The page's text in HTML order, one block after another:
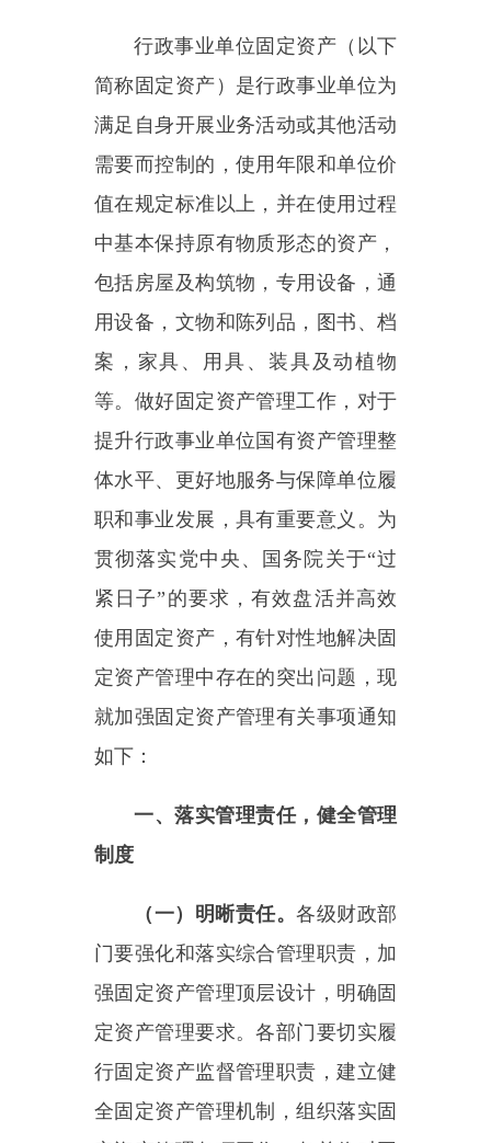
值在规定标准以上，并在使用过程
中基本保持原有物质形态的资产，
包括房屋及构筑物，专用设备，通
用设备，文物和陈列品，图书、档
案，家具、用具、装具及动植物
等。做好固定资产管理工作，对于
体水平、更好地服务与保障单位履
职和事业发展，具有重要意义。为
贯彻落实党中央、国务院关于“过
紧日子”的要求，有效盘活并高效
使用固定资产，有针对性地解决固
定资产管理中存在的突出问题，现
就加强固定资产管理有关事项通知
一、落实管理责任，健全管理
制度
（一）明晰责任。各级财政部
门要强化和落实综合管理职责，加
强固定资产管理顶层设计，明确固
行固定资产监督管理职责，建立健
全固定资产管理机制，组织落实固
定资产管理承担主体责任，并将责
任落实到人。固定资产使用人员要
切实负起责任，爱护和使用好固定
资产，确保固定资产安全完整，高
效利用。
（二）健全制度。各部门应根